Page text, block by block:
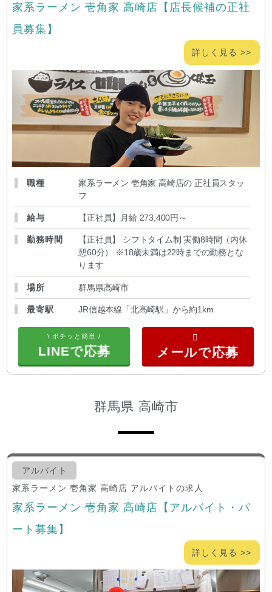
家系ラーメン 壱角家 高崎店【店長候補の正社
員募集】
詳しく見る >>
職種
家系ラーメン 壱角家 高崎店の 正社員スタッ
フ
給与 【正社員】月給 273,400円～
勤務時間
【正社員】 シフトタイム制 実働8時間（内休
憩60分） ※18歳未満は22時までの勤務とな
ります
場所 群馬県高崎市
最寄駅 JR信越本線「北高崎駅」から約1km
\ ポチッと簡単 /
LINEで応募
群馬県 高崎市
アルバイト
家系ラーメン 壱角家 高崎店 アルバイトの求人
家系ラーメン 壱角家 高崎店【アルバイト・パ
ート募集】
詳しく見る >>